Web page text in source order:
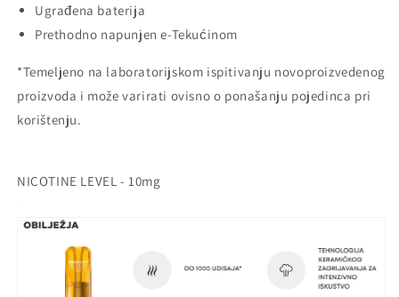
Ugrađena baterija
Prethodno napunjen e-Tekućinom
*Temeljeno na laboratorijskom ispitivanju novoproizvedenog
proizvoda i može varirati ovisno o ponašanju pojedinca pri
korištenju.
NICOTINE LEVEL - 10mg